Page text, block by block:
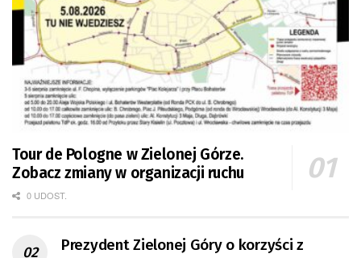
Tour de Pologne w Zielonej Górze.
Zobacz zmiany w organizacji ruchu
0 UDOST.
Prezydent Zielonej Góry o korzyści z